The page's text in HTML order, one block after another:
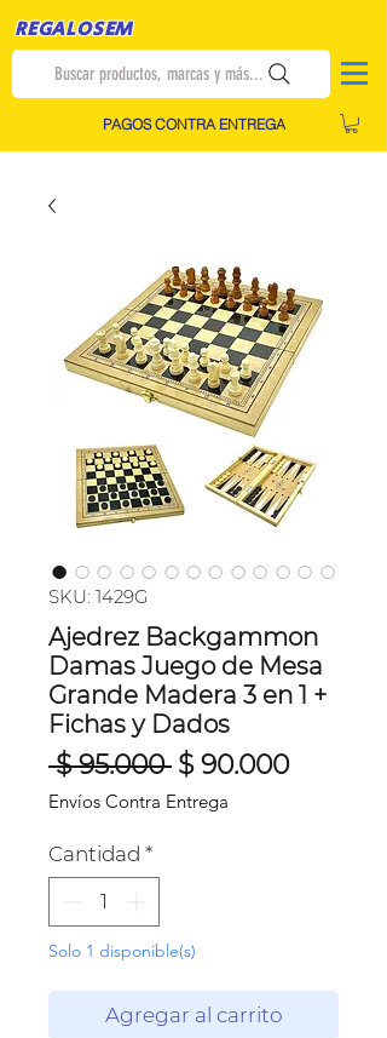
REGALOSEM
Buscar productos, marcas y más...
PAGOS CONTRA ENTREGA
SKU: 1429G
Ajedrez Backgammon
Damas Juego de Mesa
Grande Madera 3 en 1 +
Fichas y Dados
$ 95.000 Precio
$ 90.000Precio
Envíos Contra Entrega
Cantidad *
Solo 1 disponible(s)
Agregar al carrito